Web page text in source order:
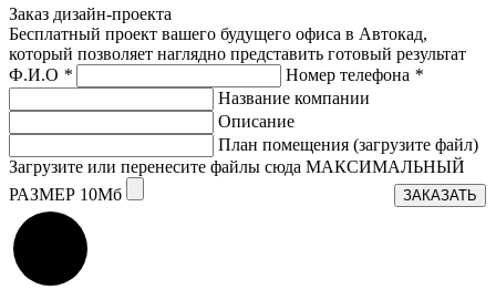
Заказ дизайн-проекта
Бесплатный проект вашего будущего офиса в Автокад,
который позволяет наглядно представить готовый результат
Ф.И.О * Номер телефона *
Название компании
Описание
План помещения (загрузите файл)
Загрузите или перенесите файлы сюда МАКСИМАЛЬНЫЙ
РАЗМЕР 10Мб
ЗАКАЗАТЬ